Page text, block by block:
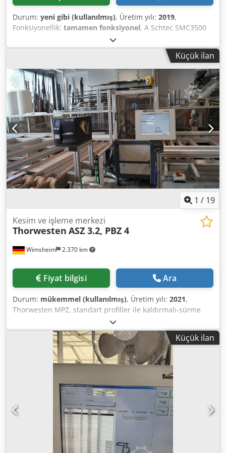
Durum: yeni gibi (kullanılmış), Üretim yılı: 2019,
Fonksiyonellik: tamamen fonksiyonel, A Schtec SMC3500
machining center is for sale. The machine is in like-new,
very good condition with minimal usage, and comes
complete with all accessories. Package offer: if purchased
together with the WM740 welding line and Pressta double-
head screwing unit listed in our advertisements, the total
price is 180,000 EUR. For further information, please feel
free to contact us! Cedsyzihtjpfx Acaorf
Küçük ilan
1 / 19
Wimsheim 2.370 km
Kesim ve işleme merkezi
Thorwesten ASZ 3.2, PBZ 4
Fiyat bilgisi Ara
Durum: mükemmel (kullanılmış), Üretim yılı: 2021,
Thorwesten MPZ, standart profiller ile kaldırmalı-sürme
kapı kasaları ve eşikleri için; aşağıdakilerden oluşmaktadır:
Thorwesten ASZ 4.2M Kesim Merkezi (özel versiyon): -
Standard profiller ile Veka 82 sistem kaldırmalı-sürme kapı
kasaları ve eşikleri için 6.500 mm işleme boyu - Uzatılmış
giriş ve çıkış konveyörü ile donatılmıştır - Kapı kasalarının
sorunsuz taşınması için tahrik kayışının altında kaldırmalı
ve yürüme makaraları - 22,5° – 157,5° arasında kademesiz
kesim açısı - Otomatik optimizasyon ve artık parça işleme -
500 mm testere bıçağı çapı - Talaş emiş sistemi ve atık
taşıma bandı dahil - Genişletme ve özel profiller dahil
olmak üzere Veka profil sistemine ayarlanmış - Windows 10
işletim sistemli Full HD panel Thorwesten VT Bağlantı
Ünitesi (özel versiyon): - Standard profiller ile Veka 82
Küçük ilan